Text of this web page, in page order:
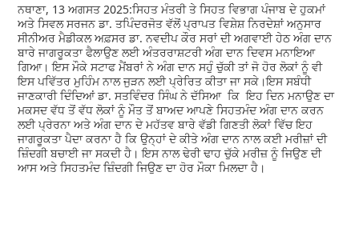
ਨਥਾਣਾ, 13 ਅਗਸਤ 2025:ਸਿਹਤ ਮੰਤਰੀ ਤੇ ਸਿਹਤ ਵਿਭਾਗ ਪੰਜਾਬ ਦੇ ਹੁਕਮਾਂ
ਅਤੇ ਸਿਵਲ ਸਰਜਨ ਡਾ. ਤਪਿੰਦਰਜੋਤ ਵੱਲੋਂ ਪ੍ਰਾਪਤ ਵਿਸ਼ੇਸ਼ ਨਿਰਦੇਸ਼ਾਂ ਅਨੁਸਾਰ
ਸੀਨੀਅਰ ਮੈਡੀਕਲ ਅਫ਼ਸਰ ਡਾ. ਨਵਦੀਪ ਕੌਰ ਸਰਾਂ ਦੀ ਅਗਵਾਈ ਹੇਠ ਅੰਗ ਦਾਨ
ਬਾਰੇ ਜਾਗਰੂਕਤਾ ਫੈਲਾਉਣ ਲਈ ਅੰਤਰਰਾਸ਼ਟਰੀ ਅੰਗ ਦਾਨ ਦਿਵਸ ਮਨਾਇਆ
ਗਿਆ। ਇਸ ਮੌਕੇ ਸਟਾਫ ਮੈਂਬਰਾਂ ਨੇ ਅੰਗ ਦਾਨ ਸਹੁੰ ਚੁੱਕੀ ਤਾਂ ਜੋ ਹੋਰ ਲੋਕਾਂ ਨੂੰ ਵੀ
ਇਸ ਪਵਿੱਤਰ ਮੁਹਿੰਮ ਨਾਲ ਜੁੜਨ ਲਈ ਪ੍ਰੇਰਿਤ ਕੀਤਾ ਜਾ ਸਕੇ।ਇਸ ਸਬੰਧੀ
ਜਾਣਕਾਰੀ ਦਿੰਦਿਆਂ ਡਾ. ਸਤਵਿੰਦਰ ਸਿੰਘ ਨੇ ਦੱਸਿਆ ਕਿ ਇਹ ਦਿਨ ਮਨਾਉਣ ਦਾ
ਮਕਸਦ ਵੱਧ ਤੋਂ ਵੱਧ ਲੋਕਾਂ ਨੂੰ ਮੌਤ ਤੋਂ ਬਾਅਦ ਆਪਣੇ ਸਿਹਤਮੰਦ ਅੰਗ ਦਾਨ ਕਰਨ
ਲਈ ਪ੍ਰੇਰਨਾ ਅਤੇ ਅੰਗ ਦਾਨ ਦੇ ਮਹੱਤਵ ਬਾਰੇ ਵੱਡੀ ਗਿਣਤੀ ਲੋਕਾਂ ਵਿੱਚ ਇਹ
ਜਾਗਰੂਕਤਾ ਪੈਦਾ ਕਰਨਾ ਹੈ ਕਿ ਉਨ੍ਹਾਂ ਦੇ ਕੀਤੇ ਅੰਗ ਦਾਨ ਨਾਲ ਕਈ ਮਰੀਜ਼ਾਂ ਦੀ
ਜ਼ਿੰਦਗੀ ਬਚਾਈ ਜਾ ਸਕਦੀ ਹੈ। ਇਸ ਨਾਲ ਢੇਰੀ ਢਾਹ ਚੁੱਕੇ ਮਰੀਜ਼ ਨੂੰ ਜਿਉਣ ਦੀ
ਆਸ ਅਤੇ ਸਿਹਤਮੰਦ ਜ਼ਿੰਦਗੀ ਜਿਉਣ ਦਾ ਹੋਰ ਮੌਕਾ ਮਿਲਦਾ ਹੈ।